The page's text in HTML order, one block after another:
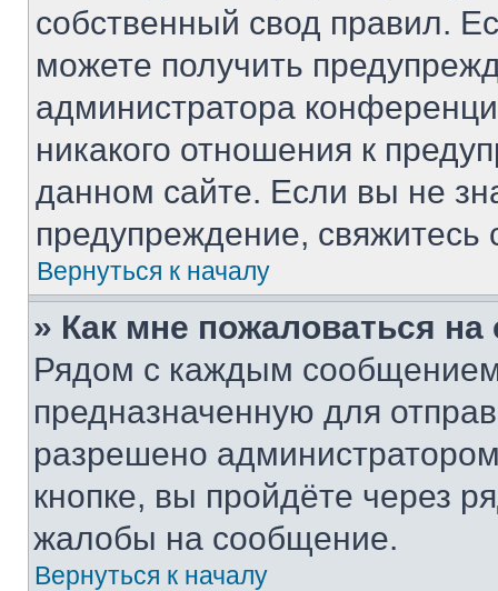
собственный свод правил.
можете получить
администратора
никакого отношения к
данном сайте. Если вы не
предупреждение,
Вернуться к началу
» Как мне пожаловаться
Рядом с каждым сообщением
предназначенную для
разрешено
кнопке, вы пройдёте через
жалобы на сообщение.
Вернуться к началу